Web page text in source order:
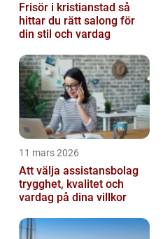
Frisör i kristianstad så
hittar du rätt salong för
din stil och vardag
11 mars 2026
Att välja assistansbolag
trygghet, kvalitet och
vardag på dina villkor